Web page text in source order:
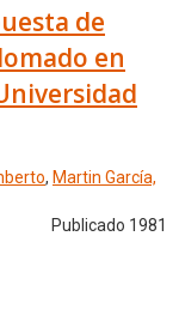
de
en
, Martin García,
Publicado 1981